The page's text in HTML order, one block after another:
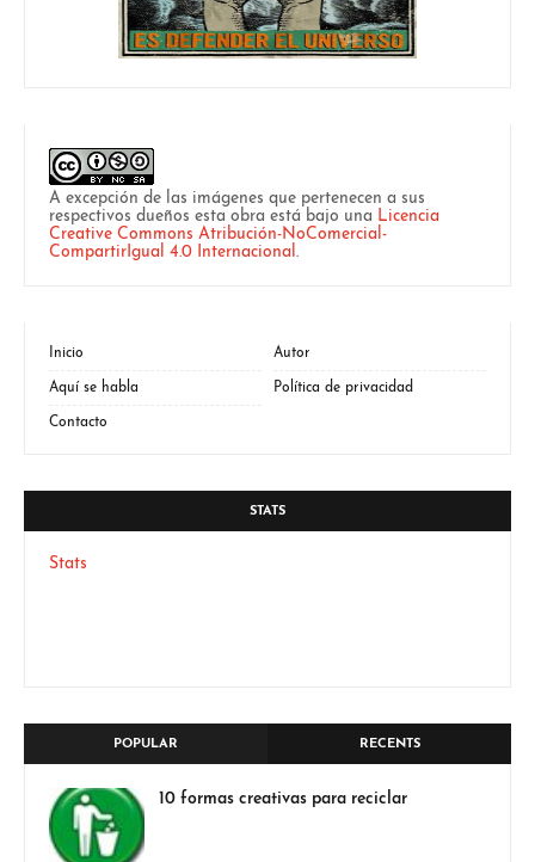
A excepción de las imágenes que pertenecen a sus
respectivos dueños esta obra está bajo una Licencia
Creative Commons Atribución-NoComercial-
CompartirIgual 4.0 Internacional.
Inicio Autor
Aquí se habla Política de privacidad
Contacto
STATS
Stats
POPULAR RECENTS
10 formas creativas para reciclar